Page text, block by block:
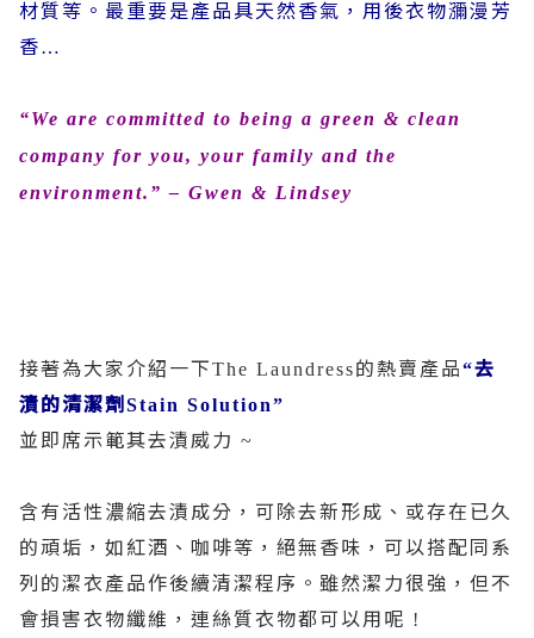
材質等。最重要是產品具天然香氣，用後衣物瀰漫芳
香…
“We are committed to being a green & clean
company for you, your family and the
environment.” – Gwen & Lindsey
接著為大家介紹一下The Laundress的熱賣產品“去
漬的清潔劑Stain Solution”
並即席示範其去漬威力 ~
含有活性濃縮去漬成分，可除去新形成、或存在已久
的頑垢，如紅酒、咖啡等，絕無香味，可以搭配同系
列的潔衣產品作後續清潔程序。雖然潔力很強，但不
會損害衣物纖維，連絲質衣物都可以用呢 !